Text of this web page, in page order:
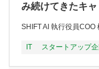
み続けてきたキ
SHIFT AI 執行役員COO
IT スタートアップ